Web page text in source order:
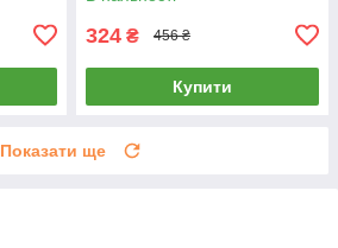
324 ₴ 456 ₴
Купити
Показати ще